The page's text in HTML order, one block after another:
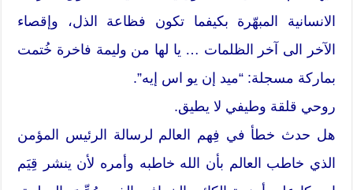
الانسانية المبهّرة بكيفما تكون فظاعة الذل، وإقصاء
الآخر الى آخر الظلمات … يا لها من وليمة فاخرة خُتمت
بماركة مسجلة: “ميد إن يو اس إيه”.
روحي قلقة وطيفي لا يطيق.
هل حدث خطأ في فِهم العالم لرسالة الرئيس المؤمن
الذي خاطب العالم بأن الله خاطبه وأمره لأن ينشر قِيَم